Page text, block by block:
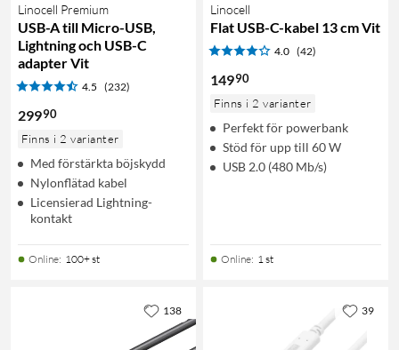
Linocell Premium
USB-A till Micro-USB,
Lightning och USB-C
adapter Vit
4.5 (232)
29990
Finns i 2 varianter
Med förstärkta böjskydd
Nylonflätad kabel
Licensierad Lightning-
kontakt
Online: 100+ st
Linocell
Flat USB-C-kabel 13 cm Vit
4.0 (42)
14990
Finns i 2 varianter
Perfekt för powerbank
Stöd för upp till 60 W
USB 2.0 (480 Mb/s)
Online: 1 st
138 39